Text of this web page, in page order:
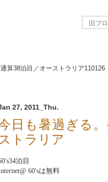
算38泊目／オーストラリア110126
27, 2011_Thu.
日も暑過ぎる
トラリア
泊目
60'sは無料